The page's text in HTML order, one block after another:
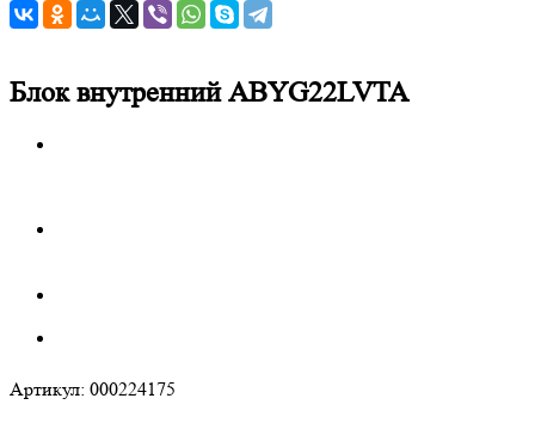
Блок внутренний ABYG22LVTA
Артикул: 000224175